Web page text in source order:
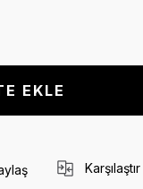
EKLE
Karşılaştır